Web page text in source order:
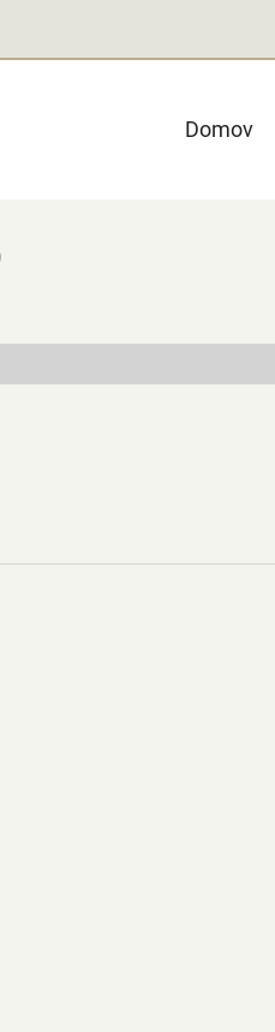
Main
Domov